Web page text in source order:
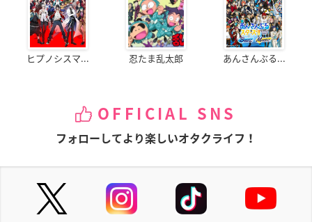
ヒプノシスマ... 忍たま乱太郎 あんさんぶる...
OFFICIAL SNS
フォローしてより楽しいオタクライフ！